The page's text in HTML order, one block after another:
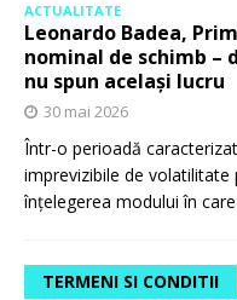
ACTUALITATE
Leonardo Badea,
nominal de schimb
nu spun același lucru
30 mai 2026
Într-o perioadă
imprevizibile de
înțelegerea modului în
TERMENI SI CONDITII